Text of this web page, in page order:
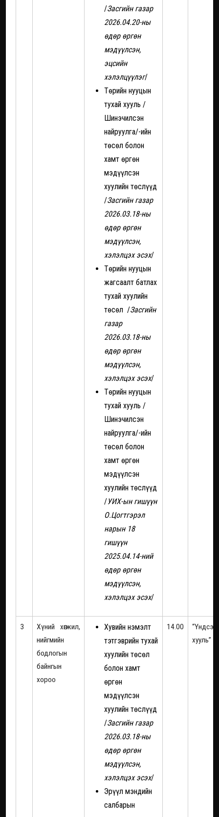
/Засгийн газар
2026.04.20-ны
өдөр өргөн
мэдүүлсэн,
эцсийн
хэлэлцүүлэг/
Төрийн нууцын
тухай хууль /
Шинэчилсэн
найруулга/-ийн
төсөл болон
хамт өргөн
мэдүүлсэн
хуулийн төслүүд
/Засгийн газар
2026.03.18-ны
өдөр өргөн
мэдүүлсэн,
хэлэлцэх эсэх/
Төрийн нууцын
жагсаалт батлах
тухай хуулийн
төсөл /Засгийн
газар
2026.03.18-ны
өдөр өргөн
мэдүүлсэн,
хэлэлцэх эсэх/
Төрийн нууцын
тухай хууль /
Шинэчилсэн
найруулга/-ийн
төсөл болон
хамт өргөн
мэдүүлсэн
хуулийн төслүүд
/УИХ-ын гишүүн
О.Цогтгэрэл
нарын 18
гишүүн
2025.04.14-ний
өдөр өргөн
мэдүүлсэн,
хэлэлцэх эсэх/
3
Хүний хөгжил,
нийгмийн
бодлогын
байнгын
хороо
Хувийн нэмэлт
тэтгэврийн тухай
хуулийн төсөл
болон хамт
өргөн
мэдүүлсэн
хуулийн төслүүд
/Засгийн газар
2026.03.18-ны
өдөр өргөн
мэдүүлсэн,
хэлэлцэх эсэх/
Эрүүл мэндийн
салбарын
14.00
“Үндсэн
хууль”